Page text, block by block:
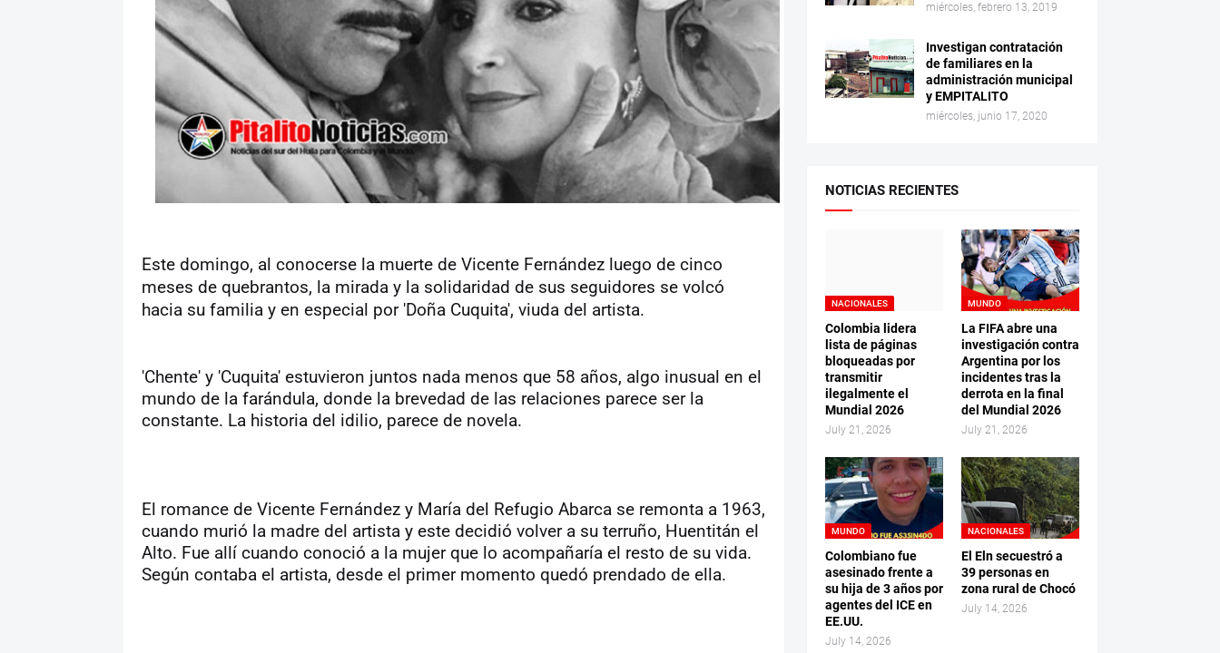
Este domingo, al conocerse la muerte de Vicente Fernández luego de cinco
meses de quebrantos, la mirada y la solidaridad de sus seguidores se volcó
hacia su familia y en especial por 'Doña Cuquita', viuda del artista.
'Chente' y 'Cuquita' estuvieron juntos nada menos que 58 años, algo inusual en el
mundo de la farándula, donde la brevedad de las relaciones parece ser la
constante. La historia del idilio, parece de novela.
El romance de Vicente Fernández y María del Refugio Abarca se remonta a 1963,
cuando murió la madre del artista y este decidió volver a su terruño, Huentitán el
Alto. Fue allí cuando conoció a la mujer que lo acompañaría el resto de su vida.
Según contaba el artista, desde el primer momento quedó prendado de ella.
miércoles, febrero 13, 2019
Investigan contratación
de familiares en la
administración municipal
y EMPITALITO
miércoles, junio 17, 2020
NOTICIAS RECIENTES
NACIONALES
Colombia lidera
lista de páginas
bloqueadas por
transmitir
ilegalmente el
Mundial 2026
July 21, 2026
MUNDO
La FIFA abre una
investigación contra
Argentina por los
incidentes tras la
derrota en la final
del Mundial 2026
July 21, 2026
MUNDO
Colombiano fue
asesinado frente a
su hija de 3 años por
agentes del ICE en
EE.UU.
July 14, 2026
NACIONALES
El Eln secuestró a
39 personas en
zona rural de Chocó
July 14, 2026